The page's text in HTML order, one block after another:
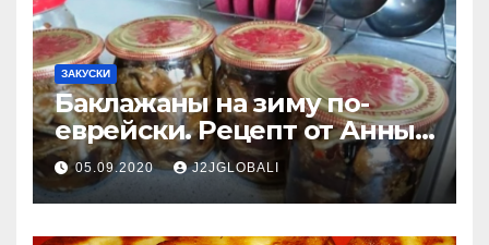
ЗАКУСКИ
Баклажаны на зиму по-
еврейски. Рецепт от Анны
Ароновны
05.09.2020 J2JGLOBALI